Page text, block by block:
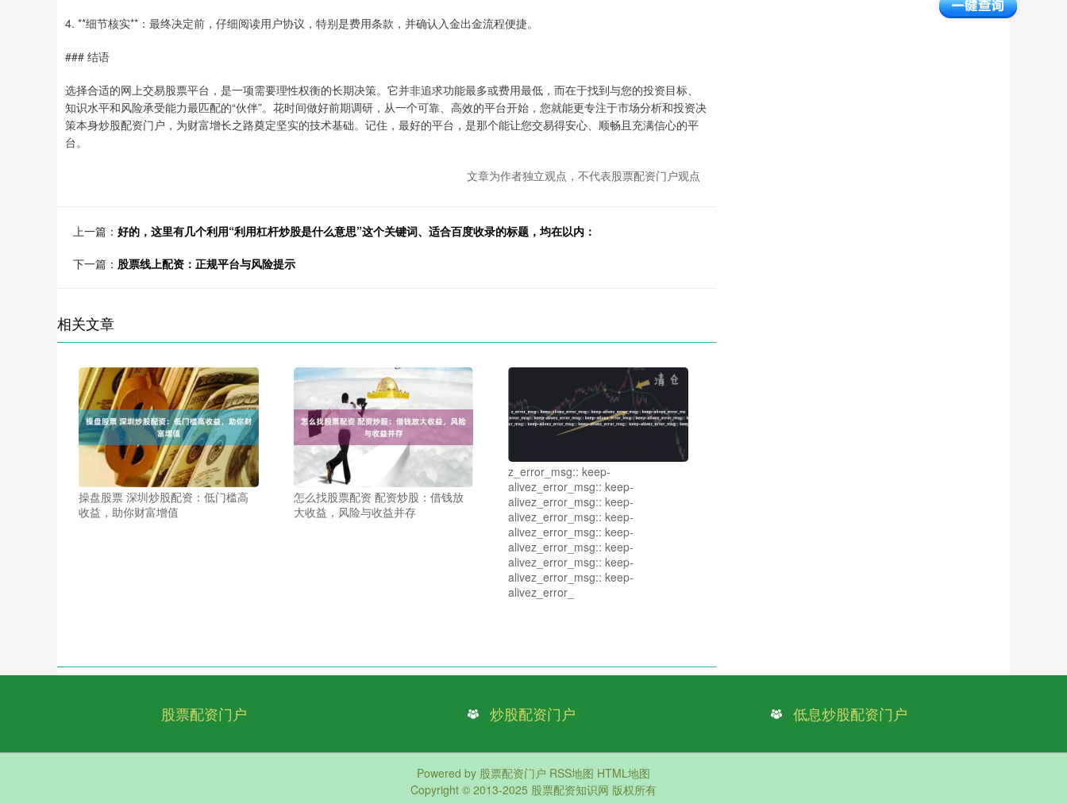
4. **细节核实**：最终决定前，仔细阅读用户协议，特别是费用条款，并确认入金出金流程便捷。
### 结语
选择合适的网上交易股票平台，是一项需要理性权衡的长期决策。它并非追求功能最多或费用最低，而在于找到与您的投资目标、
知识水平和风险承受能力最匹配的“伙伴”。花时间做好前期调研，从一个可靠、高效的平台开始，您就能更专注于市场分析和投资决
策本身炒股配资门户，为财富增长之路奠定坚实的技术基础。记住，最好的平台，是那个能让您交易得安心、顺畅且充满信心的平
台。
文章为作者独立观点，不代表股票配资门户观点
上一篇： 好的，这里有几个利用“利用杠杆炒股是什么意思”这个关键词、适合百度收录的标题，均在以内：
下一篇： 股票线上配资：正规平台与风险提示
相关文章
操盘股票 深圳炒股配资：低门槛高
收益，助你财富增值
怎么找股票配资 配资炒股：借钱放
大收益，风险与收益并存
z_error_msg:: keep-
alivez_error_msg:: keep-
alivez_error_msg:: keep-
alivez_error_msg:: keep-
alivez_error_msg:: keep-
alivez_error_msg:: keep-
alivez_error_msg:: keep-
alivez_error_msg:: keep-
alivez_error_
股票配资门户 炒股配资门户 低息炒股配资门户
Powered by 股票配资门户 RSS地图 HTML地图
Copyright © 2013-2025 股票配资知识网 版权所有